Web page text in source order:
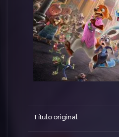
Título original